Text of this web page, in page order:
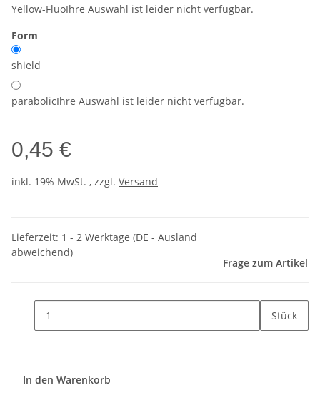
Yellow-FluoIhre Auswahl ist leider nicht verfügbar.
Form
shield
parabolicIhre Auswahl ist leider nicht verfügbar.
0,45 €
inkl. 19% MwSt. , zzgl. Versand
Lieferzeit: 1 - 2 Werktage (DE - Ausland
abweichend)
Frage zum Artikel
Stück
In den Warenkorb